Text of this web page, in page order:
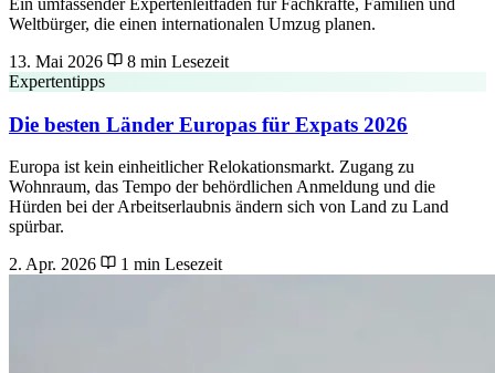
Ein umfassender Expertenleitfaden für Fachkräfte, Familien und
Weltbürger, die einen internationalen Umzug planen.
13. Mai 2026
8 min Lesezeit
Expertentipps
Die besten Länder Europas für Expats 2026
Europa ist kein einheitlicher Relokationsmarkt. Zugang zu
Wohnraum, das Tempo der behördlichen Anmeldung und die
Hürden bei der Arbeitserlaubnis ändern sich von Land zu Land
spürbar.
2. Apr. 2026
1 min Lesezeit